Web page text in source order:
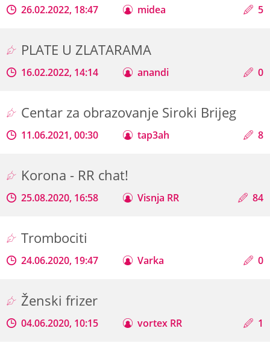
26.02.2022, 18:47 midea 5
PLATE U ZLATARAMA
16.02.2022, 14:14 anandi 0
Centar za obrazovanje Siroki Brijeg
11.06.2021, 00:30 tap3ah 8
Korona - RR chat!
25.08.2020, 16:58 Visnja RR 84
Trombociti
24.06.2020, 19:47 Varka 0
Ženski frizer
04.06.2020, 10:15 vortex RR 1